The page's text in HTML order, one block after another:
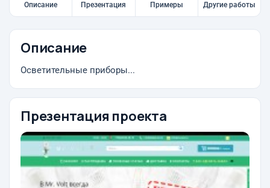
Описание Презентация Примеры Другие работы
Описание
Осветительные приборы...
Презентация проекта